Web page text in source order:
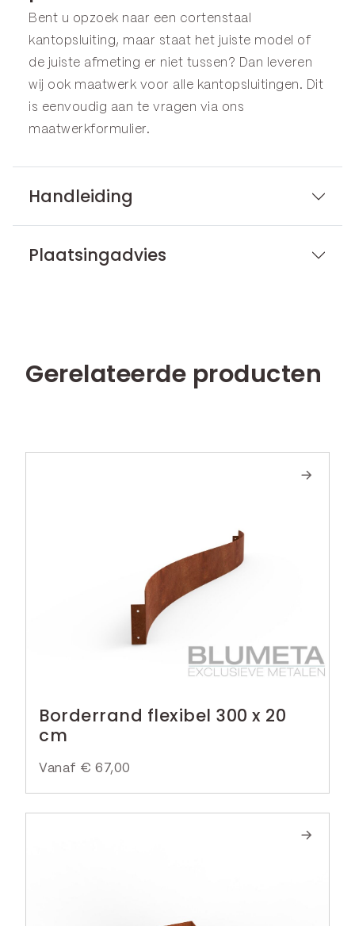
Bent u opzoek naar een cortenstaal
kantopsluiting, maar staat het juiste model of
de juiste afmeting er niet tussen? Dan leveren
wij ook maatwerk voor alle kantopsluitingen. Dit
is eenvoudig aan te vragen via ons
maatwerkformulier.
Handleiding
Plaatsingadvies
Gerelateerde producten
Borderrand flexibel 300 x 20
cm
Vanaf € 67,00